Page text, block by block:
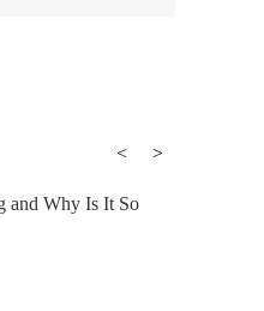
and Why Is It So